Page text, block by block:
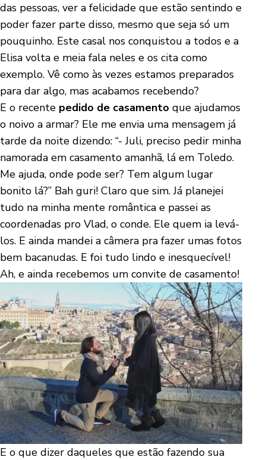
das pessoas, ver a felicidade que estão sentindo e
poder fazer parte disso, mesmo que seja só um
pouquinho. Este casal nos conquistou a todos e a
Elisa volta e meia fala neles e os cita como
exemplo. Vê como às vezes estamos preparados
para dar algo, mas acabamos recebendo?
E o recente pedido de casamento que ajudamos
o noivo a armar? Ele me envia uma mensagem já
tarde da noite dizendo: “- Juli, preciso pedir minha
namorada em casamento amanhã, lá em Toledo.
Me ajuda, onde pode ser? Tem algum lugar
bonito lá?” Bah guri! Claro que sim. Já planejei
tudo na minha mente romântica e passei as
coordenadas pro Vlad, o conde. Ele quem ia levá-
los. E ainda mandei a câmera pra fazer umas fotos
bem bacanudas. E foi tudo lindo e inesquecível!
Ah, e ainda recebemos um convite de casamento!
E o que dizer daqueles que estão fazendo sua